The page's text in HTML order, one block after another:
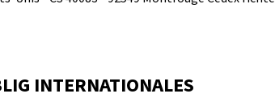
INTERNATIONALES